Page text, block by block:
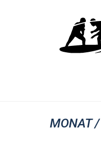
MONAT /